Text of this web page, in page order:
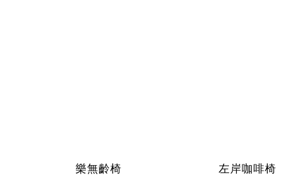
樂無齡椅 左岸咖啡椅